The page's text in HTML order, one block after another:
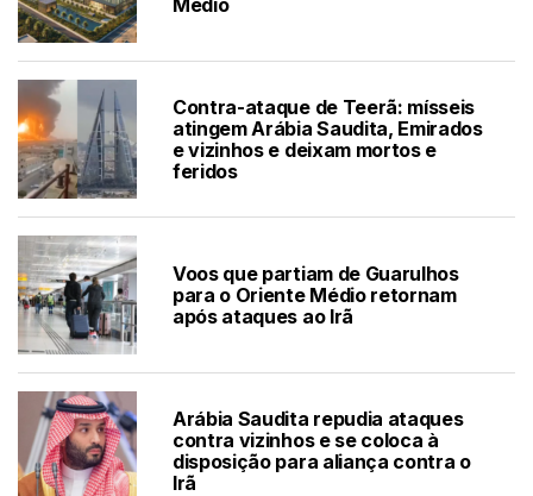
Médio
Contra-ataque de Teerã: mísseis
atingem Arábia Saudita, Emirados
e vizinhos e deixam mortos e
feridos
Voos que partiam de Guarulhos
para o Oriente Médio retornam
após ataques ao Irã
Arábia Saudita repudia ataques
contra vizinhos e se coloca à
disposição para aliança contra o
Irã